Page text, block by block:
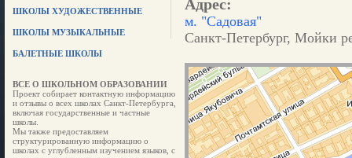
ШКОЛЫ ХУДОЖЕСТВЕННЫЕ
ШКОЛЫ МУЗЫКАЛЬНЫЕ
БАЛЕТНЫЕ ШКОЛЫ
ВСЕ О ШКОЛЬНОМ ОБРАЗОВАНИИ
Проект собирает контактную информацию
и отзывы о всех школах Санкт-Петербурга,
включая государственные и частные
школы.
Мы также предоставляем
структурированную информацию о
школах с углубленным изучением языков, с
Адрес:
м. "Садовая"
Санкт-Петербург, Мойки